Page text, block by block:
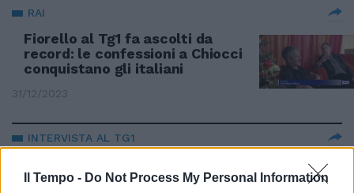
Il Tempo - Do Not Process My Personal Information
RAI
Fiorello al Tg1 fa ascolti da
record: le confessioni a Chiocci
conquistano gli italiani
31/12/2023
INTERVISTA AL TG1
tre elezioni...": Fiorello